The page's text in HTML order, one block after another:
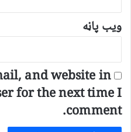
ویب پاڼه
and website in
for the next time I
comment.